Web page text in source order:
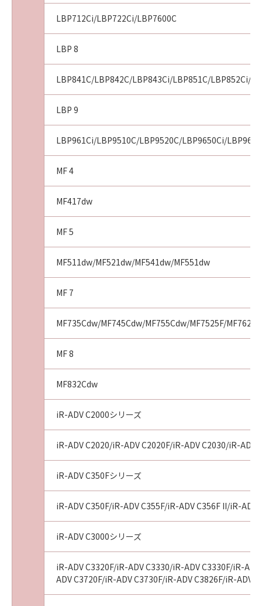
LBP712Ci/LBP722Ci/LBP7600C
LBP 8
LBP841C/LBP842C/LBP843Ci/LBP851C/LBP852Ci/
LBP 9
LBP961Ci/LBP9510C/LBP9520C/LBP9650Ci/
MF 4
MF417dw
MF 5
MF511dw/MF521dw/MF541dw/MF551dw
MF 7
MF735Cdw/MF745Cdw/MF755Cdw/MF7525F/
MF 8
MF832Cdw
iR-ADV C2000シリーズ
iR-ADV C2020/iR-ADV C2020F/iR-ADV C2030/iR-
iR-ADV C350Fシリーズ
iR-ADV C350F/iR-ADV C355F/iR-ADV C356F II/iR-
iR-ADV C3000シリーズ
iR-ADV C3320F/iR-ADV C3330/iR-ADV C3330F/iR-
ADV C3720F/iR-ADV C3730F/iR-ADV C3826F/iR-ADV